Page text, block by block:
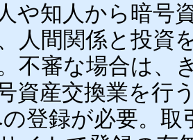
知人から暗号
人間関係と投資
不審な場合は、
産交換業を行
登録が必要。取